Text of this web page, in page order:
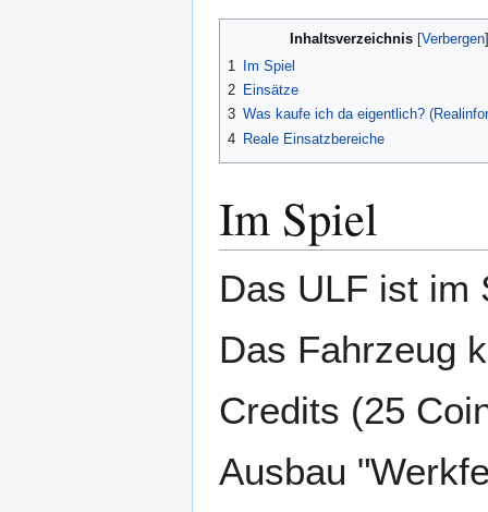
Inhaltsverzeichnis
1
Im Spiel
2 Einsätze
3 Was kaufe ich da eigentlich?
4 Reale Einsatzbereiche
Im Spiel
Das ULF ist im
Das Fahrzeug
Credits (25
Ausbau